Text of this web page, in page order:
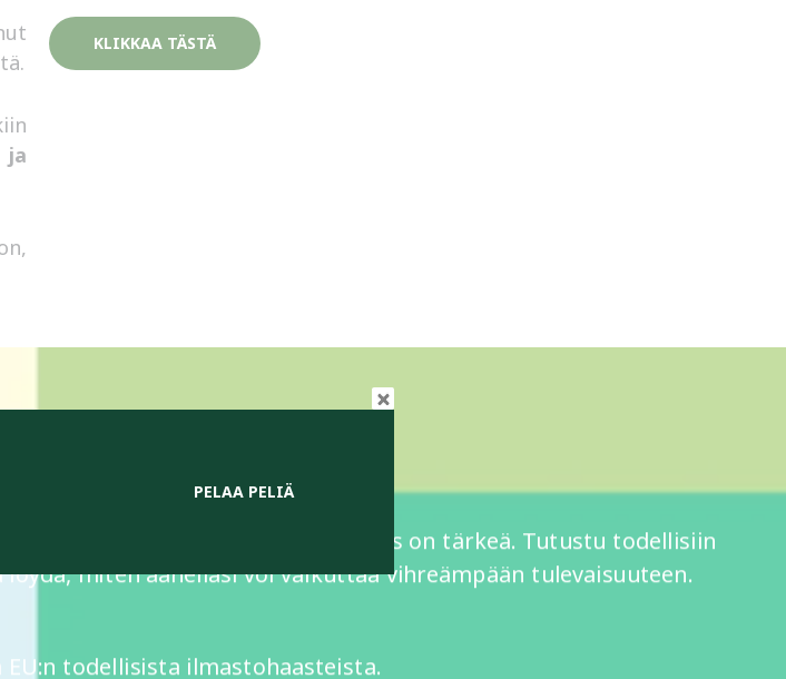
ja
KLIKKAA TÄSTÄ
haasteeseen, jossa jokainen päätös on tärkeä. Tutustu todellisiin
miten äänelläsi voi vaikuttaa vihreämpään tulevaisuuteen.
todellisista ilmastohaasteista.
PELAA PELIÄ